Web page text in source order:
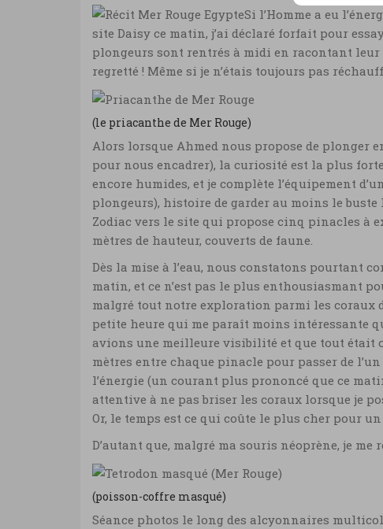
Si l’Homme a eu
site Daisy ce matin, j’ai déclaré forfait pour
plongeurs sont rentrés à midi en racontant leur
regretté ! Même si je n’étais toujours pas
(le priacanthe de Mer Rouge)
Alors lorsque Ahmed nous propose de plonger
pour nous encadrer), la curiosité est la plus
encore humides, et je complète l’équipement
plongeurs), histoire de garder au moins le
Zodiac vers le site qui propose cinq pinacles à
mètres de hauteur, couverts de faune.
Dès la mise à l’eau, nous constatons pourtant
matin, et ce n’est pas le plus enthousiasmant
malgré tout notre exploration parmi les coraux
petite heure qui me paraît moins intéressante
avions une meilleure visibilité et que tout était
mètres entre chaque pinacle pour passer de
l’énergie (un courant plus prononcé que ce
attentive à ne pas briser les coraux lorsque je
Or, le temps est ce qui coûte le plus cher pour
D’autant que, malgré ma souris néoprène, je me
(poisson-coffre masqué)
Séance photos le long des alcyonnaires